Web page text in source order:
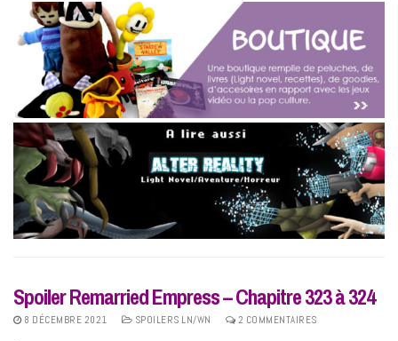
Spoiler Remarried Empress – Chapitre 323 à 324
8 DÉCEMBRE 2021 SPOILERS LN/WN 2 COMMENTAIRES